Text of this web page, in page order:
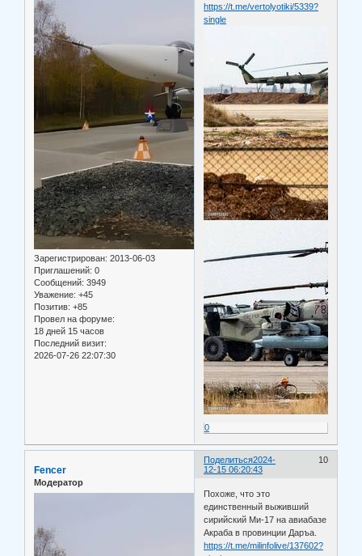
Зарегистрирован: 2013-06-03
Приглашений: 0
Сообщений: 3949
Уважение: +45
Позитив: +85
Провел на форуме:
18 дней 15 часов
Последний визит:
2026-07-26 22:07:30
https://t.me/vertolyotiki/5339?
single
0
Поделиться 10
2024-
12-15 06:20:43
Fencer
Модератор
Похоже, что это
единственный выживший
сирийский Ми-17 на авиабазе
Акраба в провинции Даръа.
https://t.me/milinfolive/137602?